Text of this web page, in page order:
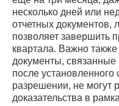
несколько дней или
отчетных документов,
позволяет завершить
квартала. Важно
документы,
после установленного
разрешении, не могут
доказательства в